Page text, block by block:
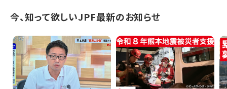
今、知って欲しいJPF最新のお知らせ